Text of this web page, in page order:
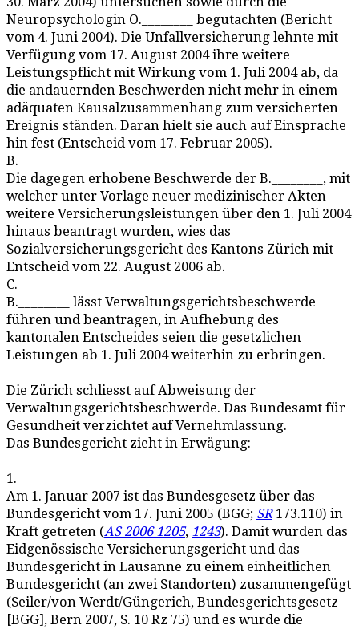
Neuropsychologin O.________ begutachten (Bericht
vom 4. Juni 2004). Die Unfallversicherung lehnte mit
Verfügung vom 17. August 2004 ihre weitere
Leistungspflicht mit Wirkung vom 1. Juli 2004 ab, da
die andauernden Beschwerden nicht mehr in einem
adäquaten Kausalzusammenhang zum versicherten
Ereignis ständen. Daran hielt sie auch auf Einsprache
hin fest (Entscheid vom 17. Februar 2005).
B.
Die dagegen erhobene Beschwerde der B.________, mit
welcher unter Vorlage neuer medizinischer Akten
weitere Versicherungsleistungen über den 1. Juli 2004
hinaus beantragt wurden, wies das
Sozialversicherungsgericht des Kantons Zürich mit
Entscheid vom 22. August 2006 ab.
C.
B.________ lässt Verwaltungsgerichtsbeschwerde
führen und beantragen, in Aufhebung des
kantonalen Entscheides seien die gesetzlichen
Leistungen ab 1. Juli 2004 weiterhin zu erbringen.
Die Zürich schliesst auf Abweisung der
Verwaltungsgerichtsbeschwerde. Das Bundesamt für
Gesundheit verzichtet auf Vernehmlassung.
Das Bundesgericht zieht in Erwägung:
1.
Am 1. Januar 2007 ist das Bundesgesetz über das
Bundesgericht vom 17. Juni 2005 (BGG; SR173.110) in
Kraft getreten (AS 2006 1205, 1243). Damit wurden das
Eidgenössische Versicherungsgericht und das
Bundesgericht in Lausanne zu einem einheitlichen
Bundesgericht (an zwei Standorten) zusammengefügt
(Seiler/von Werdt/Güngerich, Bundesgerichtsgesetz
[BGG], Bern 2007, S. 10 Rz 75) und es wurde die